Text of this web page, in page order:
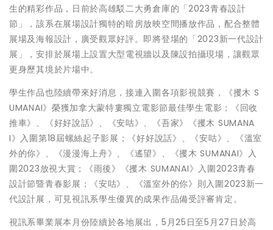
生的精彩作品，日前於高雄駁二大勇倉庫的「2023青春設計
節」，該系在展場設計獨特的暗房放映空間播放作品，配合整體
展場及海報設計，廣受觀眾好評。即將登場的「2023新一代設計
展」，安排於展場上設置大型電視牆以及陳設拍攝現場，讓觀眾
更身歷其境於片場中。
學生作品也陸續帶來好消息，接連入圍各項影視競賽，《攫木 S
UMANAI》榮獲加拿大蒙特婁獨立電影節最佳學生電影；《回收
推車》、《好好說話》、《安咕》、《吾家》《攫木 SUMANA
I》入圍第18屆螺絲起子影展；《好好說話》、《安咕》、《溫室
外的你》、《漫漫海上舟》、《遙望》、《攫木 SUMANAI》入
圍2023放視大賞；《雨後》《攫木 SUMANAI》入圍2023青春
設計節暨青春影展；《安咕》、《溫室外的你》則入圍2023新一
代設計展，可見視訊系學生優異的成果作品備受評審肯定。
視訊系畢業展本月份陸續於各地展出，5月25日至5月27日於高